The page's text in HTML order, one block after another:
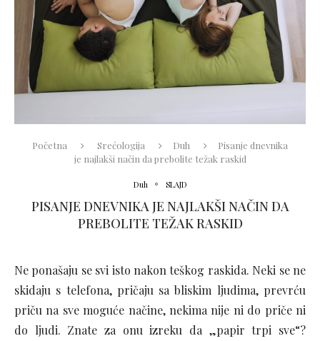
Početna Srećologija Duh
Pisanje dnevnika
je najlakši način da prebolite težak raskid
Duh SLAJD
PISANJE DNEVNIKA JE NAJLAKŠI NAČIN DA
PREBOLITE TEŽAK RASKID
Ne ponašaju se svi isto nakon teškog raskida. Neki se ne
skidaju s telefona, pričaju sa bliskim ljudima, prevrću
priču na sve moguće načine, nekima nije ni do priče ni
do ljudi. Znate za onu izreku da „papir trpi sve“?